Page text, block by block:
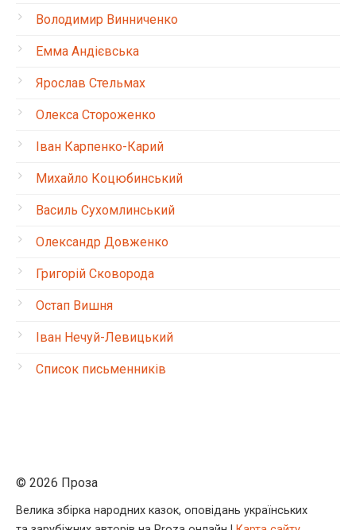
Володимир Винниченко
Емма Андієвська
Ярослав Стельмах
Олекса Стороженко
Іван Карпенко-Карий
Михайло Коцюбинський
Василь Сухомлинський
Олександр Довженко
Григорій Сковорода
Остап Вишня
Іван Нечуй-Левицький
Список письменників
© 2026 Проза
Велика збірка народних казок, оповідань українських